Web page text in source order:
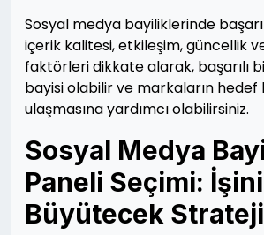
Sosyal medya bayiliklerinde
içerik kalitesi, etkileşim, güncellik
faktörleri dikkate alarak, başarılı
bayisi olabilir ve markaların hedef
ulaşmasına yardımcı olabilirsiniz.
Sosyal Medya
Paneli Seçimi:
Büyütecek